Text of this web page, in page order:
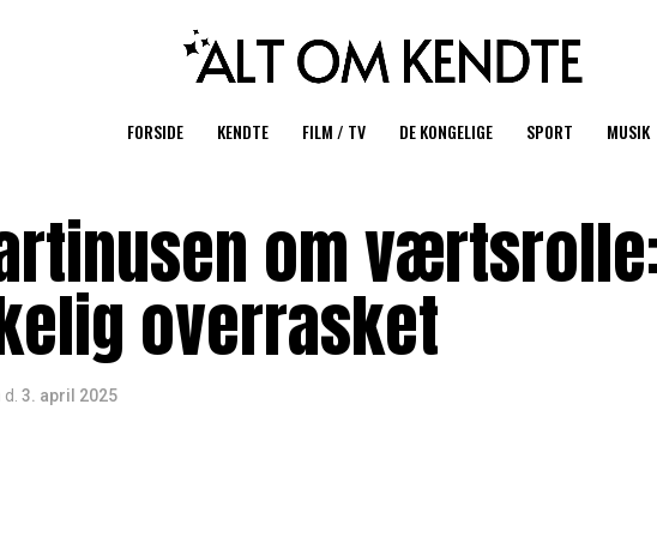
FORSIDE KENDTE FILM / TV DE KONGELIGE SPORT MUSIK
om
overrasket
d. 3. april 2025